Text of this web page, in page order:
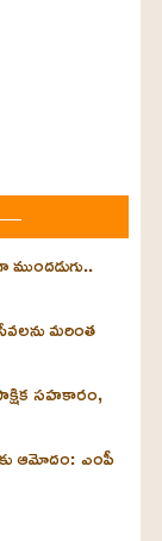
ముందడుగు..
మరింత
సహకారం,
ఆమోదం: ఎంపీ